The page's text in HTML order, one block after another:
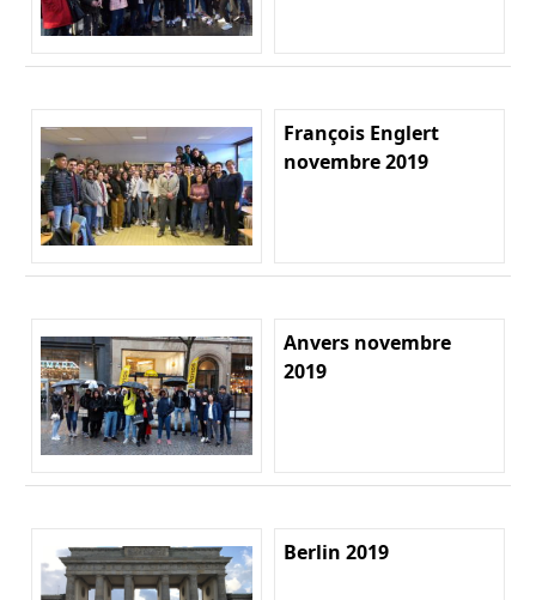
François Englert
novembre 2019
Anvers novembre
2019
Berlin 2019